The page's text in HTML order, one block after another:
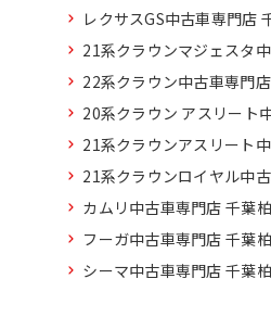
レクサスGS中古車専門店
21系クラウンマジェスタ
22系クラウン中古車専門
20系クラウン アスリート
21系クラウンアスリート
21系クラウンロイヤル中
カムリ中古車専門店 千葉
フーガ中古車専門店 千葉
シーマ中古車専門店 千葉